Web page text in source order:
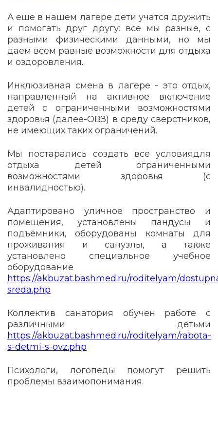
А еще в нашем лагере дети учатся дружить
и помогать друг другу: все мы разные, с
разными физическими данными, но мы
даем всем равные возможности для отдыха
и оздоровления.
Инклюзивная смена в лагере - это отдых,
направленный на активное включение
детей с ограниченными возможностями
здоровья (далее-ОВЗ) в среду сверстников,
не имеющих таких ограничений.
Мы постарались создать все условиядля
отдыха детей ограниченными
возможностями здоровья (с
инвалидностью).
Адаптировано уличное пространство и
помещения, установлены пандусы и
подъёмники, оборудованы комнаты для
проживания и санузлы, а также
установлено специальное учебное
оборудование
https://akbuzat.bashmed.ru/roditelyam/
sreda.php
Коллектив санатория обучен работе с
различными детьми
https://akbuzat.bashmed.ru/roditelyam/rabota-
s-detmi-s-ovz.php
Психологи, логопеды помогут решить
проблемы взаимопонимания.